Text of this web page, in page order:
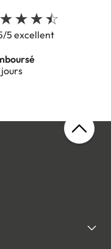
5 excellent